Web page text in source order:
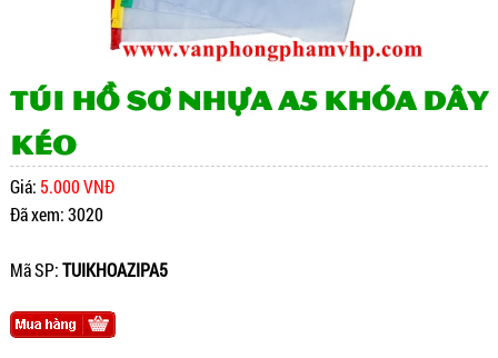
Túi hồ sơ nhựa A5 khóa dây
kéo
Giá: 5.000 VNĐ
Đã xem: 3020
Mã SP:TUIKHOAZIPA5